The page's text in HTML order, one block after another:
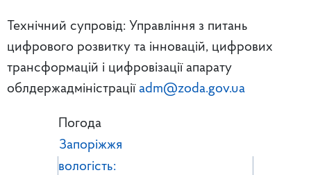
Технічний супровід: Управління з питань
цифрового розвитку та інновацій, цифрових
трансформацій і цифровізації апарату
облдержадміністрації adm@zoda.gov.ua
Погода
Запоріжжя
вологість: